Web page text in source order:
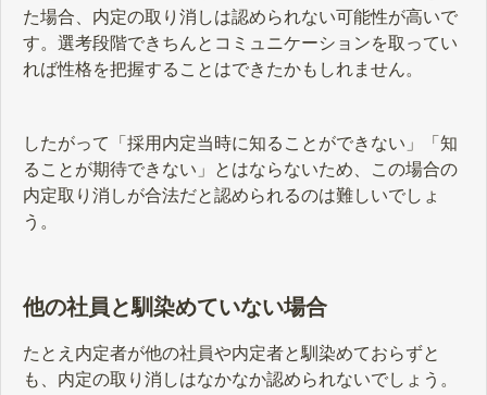
た場合、内定の取り消しは認められない可能性が高いで
す。選考段階できちんとコミュニケーションを取ってい
れば性格を把握することはできたかもしれません。
したがって「採用内定当時に知ることができない」「知
ることが期待できない」とはならないため、この場合の
内定取り消しが合法だと認められるのは難しいでしょ
う。
他の社員と馴染めていない場合
たとえ内定者が他の社員や内定者と馴染めておらずと
も、内定の取り消しはなかなか認められないでしょう。